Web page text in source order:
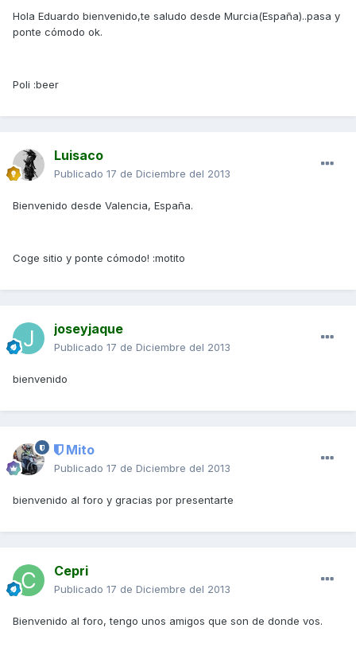
Hola Eduardo bienvenido,te saludo desde Murcia(España)..pasa y
ponte cómodo ok.
Poli :beer
Luisaco
Publicado 17 de Diciembre del 2013
Bienvenido desde Valencia, España.
Coge sitio y ponte cómodo! :motito
joseyjaque
Publicado 17 de Diciembre del 2013
bienvenido
Mito
Publicado 17 de Diciembre del 2013
bienvenido al foro y gracias por presentarte
Cepri
Publicado 17 de Diciembre del 2013
Bienvenido al foro, tengo unos amigos que son de donde vos.